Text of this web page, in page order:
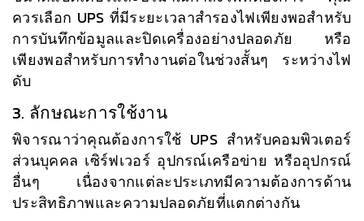
ควรเลือก UPS ที่มีระยะเวลาสำรองไฟเพียงพอสำหรับ
การบันทึกข้อมูลและปิดเครื่องอย่างปลอดภัย หรือ
เพียงพอสำหรับการทำงานต่อในช่วงสั้นๆ ระหว่างไฟ
ดับ
3. ลักษณะการใช้งาน
พิจารณาว่าคุณต้องการใช้ UPS สำหรับคอมพิวเตอร์
ส่วนบุคคล เซิร์ฟเวอร์ อุปกรณ์เครือข่าย หรืออุปกรณ์
อื่นๆ เนื่องจากแต่ละประเภทมีความต้องการด้าน
ประสิทธิภาพและความปลอดภัยที่แตกต่างกัน